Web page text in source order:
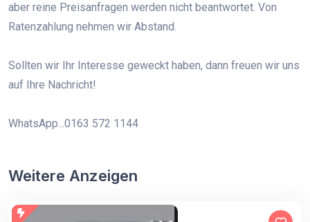
aber reine Preisanfragen werden nicht beantwortet. Von
Ratenzahlung nehmen wir Abstand.
Sollten wir Ihr Interesse geweckt haben, dann freuen wir uns
auf Ihre Nachricht!
WhatsApp...0163 572 1144
Weitere Anzeigen